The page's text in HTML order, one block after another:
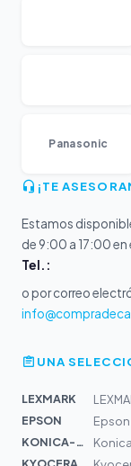
Panasonic
¡TE
Estamos
de 9:00 a 17:00 en
Tel.:
o por correo
UNA
LEXMARK
EPSON
Epson
KONICA-MIN...